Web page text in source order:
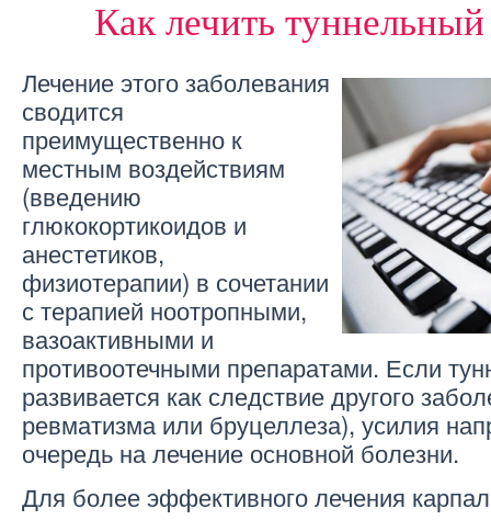
Как лечить
Лечение этого заболевания
сводится
преимущественно к
местным воздействиям
(введению
глюкокортикоидов и
анестетиков,
физиотерапии) в сочетании
с терапией ноотропными,
вазоактивными и
противоотечными препаратами. Если
развивается как следствие другого
ревматизма или бруцеллеза), усилия
очередь на лечение основной болезни.
Для более эффективного лечения